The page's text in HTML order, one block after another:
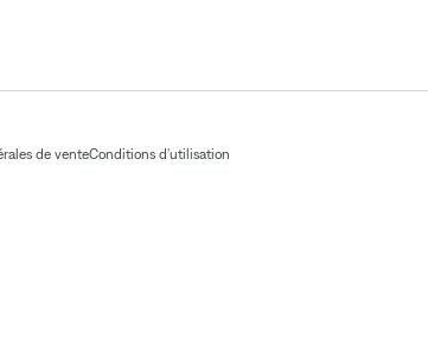
de venteConditions d'utilisation